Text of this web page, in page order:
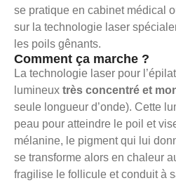
se pratique en cabinet médical
sur la technologie laser
les poils gênants.
Comment ça marche ?
La technologie laser pour
lumineux très concentré et
seule longueur d’onde). Cette
peau pour atteindre le poil et
mélanine, le pigment qui lui
se transforme alors en chaleur
fragilise le follicule et conduit à